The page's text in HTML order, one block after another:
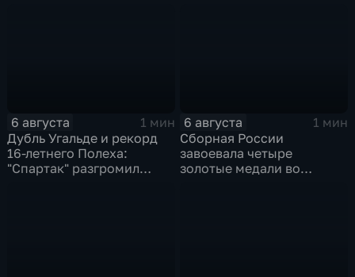
6 августа
1 мин
Дубль Угальде и рекорд
16-летнего Полеха:
"Спартак" разгромил
6 августа
1 мин
Сборная России
завоевала четыре
золотые медали во